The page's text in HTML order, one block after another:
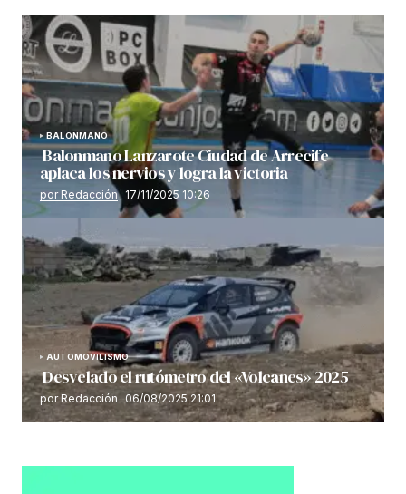
BALONMANO
Balonmano Lanzarote Ciudad de Arrecife
aplaca los nervios y logra la victoria
por Redacción 17/11/2025 10:26
AUTOMOVILISMO
Desvelado el rutómetro del «Volcanes» 2025
por Redacción 06/08/2025 21:01